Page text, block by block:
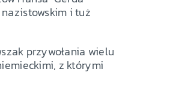
nazistowskim i tuż
przywołania wielu
z którymi